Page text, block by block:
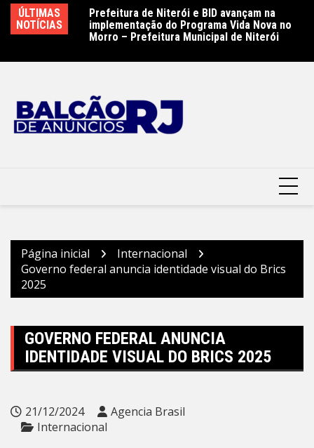
para
ÚLTIMAS
NOTÍCIAS
Iguaçu
do
Prefeitura de Niterói e BID avançam na
implementação do Programa Vida Nova no
Morro – Prefeitura Municipal de Niterói
Página inicial
Internacional
Governo federal anuncia identidade visual do Brics
2025
GOVERNO FEDERAL ANUNCIA
IDENTIDADE VISUAL DO BRICS 2025
21/12/2024
Agencia Brasil
Internacional